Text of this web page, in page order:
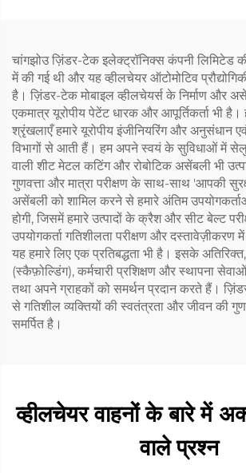
चांगझोउ ज़िंडर-टेक इलेक्ट्रॉनिक्स कंपनी लिमिटेड
में की गई थी और यह व्हीलचेयर ऑटोमोटिव
है। ज़िंडर-टेक मोबाइल व्हीलचेयर्स के निर्माण और
एकमात्र यूरोपीय पेटेंट धारक और आपूर्तिकर्ता भी है।
श्रृंखलाएँ हमारे यूरोपीय इंजीनियरिंग और अनुसंधान
विभागों से आती हैं। हम अपने स्वयं के सुविधाओं में
वाली शीट मेटल कटिंग और रोबोटिक असेंबली भी
गुणवत्ता और मात्रा परीक्षण के साथ-साथ 'आपकी
असेंबली को शामिल करने से हमारे अंतिम
होगी, जिसमें हमारे उत्पादों के क्रैश और सीट बेल्ट
उपयोगकर्ता गतिशीलता परीक्षण और दस्तावेज़ीकरण
यह हमारे लिए एक प्रतिबद्धता भी है। इसके
(स्कैफ़ोल्डिंग), कर्मचारी प्रशिक्षण और स्थापना
तथा अपने ग्राहकों को समर्थन प्रदान करते हैं।
से गतिशील व्यक्तियों की स्वतंत्रता और जीवन की
समर्पित है।
व्हीलचेयर वाहनों के बारे में
वाले प्रश्न